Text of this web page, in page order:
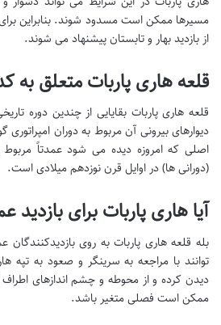
مسیرها ممکن است مسدود شوند. بنابراین
از بازدید بهار و تابستان پیشنهاد می شوند.
قلعه هاری پاربات متعلق به
قلعه هاری پاربات بقایایی از چندین دوره
دیوارهای بیرونی آن مربوط به دوران
اصلی که امروزه دیده می شود عمدتاً مربوط
(دورانی ها) در اوایل قرن نوزدهم میلادی است.
آیا هاری پاربات برای
بله قلعه هاری پاربات به روی
توانند با مراجعه به سرینگر و صعود به تپه
دیدن کرده و از محوطه و چشم اندازهای
ممکن است فصلی متغیر باشد.